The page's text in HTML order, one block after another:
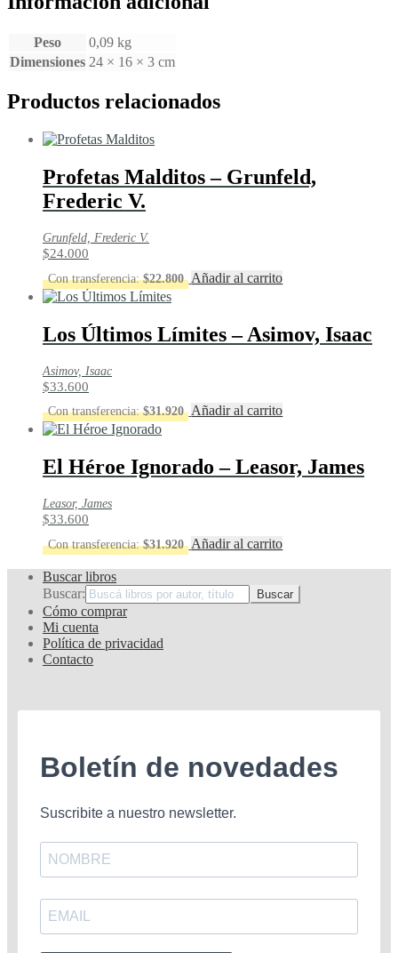
Peso
0,09 kg
Dimensiones 24 × 16 × 3 cm
Productos relacionados
Profetas Malditos – Grunfeld,
Frederic V.
Grunfeld, Frederic V.
$24.000
Con transferencia:$22.800 Añadir al carrito
Los Últimos Límites – Asimov, Isaac
Asimov, Isaac
$33.600
Con transferencia:$31.920 Añadir al carrito
El Héroe Ignorado – Leasor, James
Leasor, James
$33.600
Con transferencia:$31.920 Añadir al carrito
Buscar libros
Buscar:
Cómo comprar
Mi cuenta
Política de privacidad
Contacto
Boletín de novedades
Suscribite a nuestro newsletter.